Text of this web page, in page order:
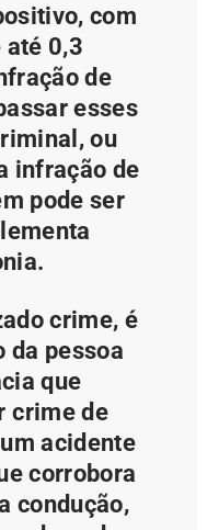
com
0,3
de
esses
ou
infração de
pode ser
crime, é
da pessoa
que
crime de
acidente
corrobora
condução,